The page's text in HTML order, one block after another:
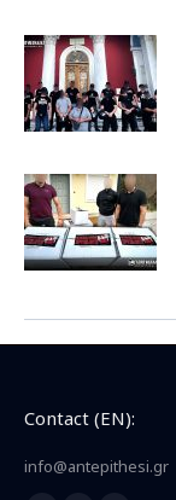
Contact (EN):
info@antepithesi.gr